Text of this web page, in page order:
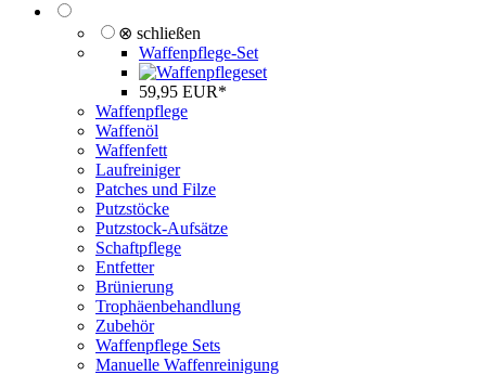
⊗ schließen
Waffenpflege-Set
59,95 EUR*
Waffenpflege
Waffenöl
Waffenfett
Laufreiniger
Patches und Filze
Putzstöcke
Putzstock-Aufsätze
Schaftpflege
Entfetter
Brünierung
Trophäenbehandlung
Zubehör
Waffenpflege Sets
Manuelle Waffenreinigung